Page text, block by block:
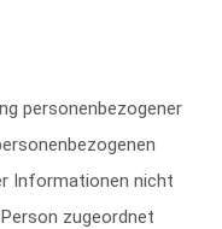
personenbezogener
Informationen nicht
zugeordnet